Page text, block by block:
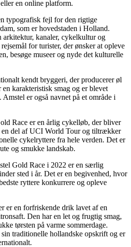
en online platform.
typografisk fejl for den rigtige
som er hovedstaden i Holland.
arkitektur, kanaler, cykelkultur og
for turister, der ønsker at opleve
besøge museer og nyde det kulturelle
kendt bryggeri, der producerer øl
karakteristisk smag og er blevet
er også navnet på et område i
Race er en årlig cykelløb, der bliver
del af UCI World Tour og tiltrækker
cykelryttere fra hele verden. Det er
og smukke landskab.
Gold Race i 2022 er en særlig
sted i år. Det er en begivenhed, hvor
ryttere konkurrere og opleve
er en forfriskende drik lavet af en
Den har en let og frugtig smag,
tørsten på varme sommerdage.
traditionelle hollandske opskrift og er